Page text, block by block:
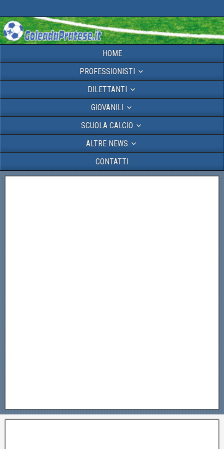
HOME
PROFESSIONISTI
DILETTANTI
GIOVANILI
SCUOLA CALCIO
ALTRE NEWS
CONTATTI